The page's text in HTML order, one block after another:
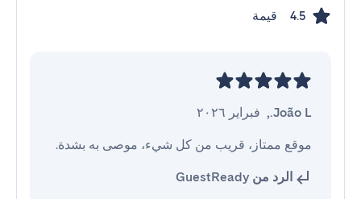
4.5 قيمة
João L.
, فبراير ٢٠٢٦
موقع ممتاز، قريب من كل شيء، موصى به بشدة.
الرد من GuestReady